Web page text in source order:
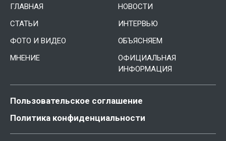
ГЛАВНАЯ
НОВОСТИ
СТАТЬИ
ИНТЕРВЬЮ
ФОТО И ВИДЕО
ОБЪЯСНЯЕМ
МНЕНИЕ
ОФИЦИАЛЬНАЯ
ИНФОРМАЦИЯ
Пользовательское соглашение
Политика конфиденциальности